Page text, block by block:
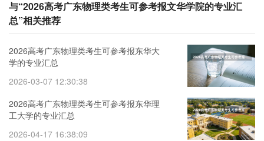
与“2026高考广东物理类考生可参考报文华学院的专业汇
总”相关推荐
2026高考广东物理类考生可参考报东华大
学的专业汇总
2026-03-07 12:30:38
2026高考广东物理类考生可参考报东华理
工大学的专业汇总
2026-04-17 16:38:09